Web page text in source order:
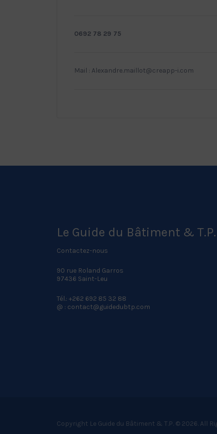
0692 78 29 75
Mail : Alexandre.maillot@creapp-i.com
Le Guide du Bâtiment & T.P.
Contactez-nous
90 rue Roland Garros
97436 Saint-Leu
Tél.: +262 692 85 32 88
@ : contact@guidedubtp.com
Copyright Le Guide du Bâtiment & T.P. © 2026. All